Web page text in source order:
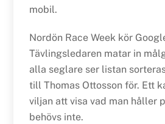
mobil.
Nordön Race Week kör
Tävlingsledaren matar in
alla seglare ser listan
till Thomas Ottosson för. Ett
viljan att visa vad man håller
behövs inte.